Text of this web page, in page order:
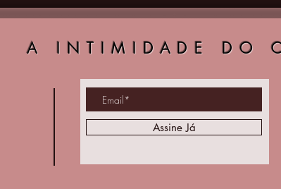
A INTIMIDADE DO
Assine Já